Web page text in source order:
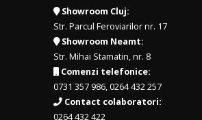
Showroom Cluj:
Str. Parcul Feroviarilor nr. 17
Showroom Neamt:
Str. Mihai Stamatin, nr. 8
Comenzi telefonice:
0731 357 986,0264 432 257
Contact colaboratori:
0264 432 422